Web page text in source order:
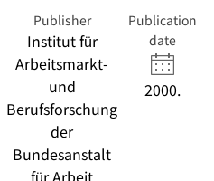
Publisher
Institut für
Arbeitsmarkt-
und
Berufsforschung
der
Bundesanstalt
für Arbeit
Publication
date
2000.